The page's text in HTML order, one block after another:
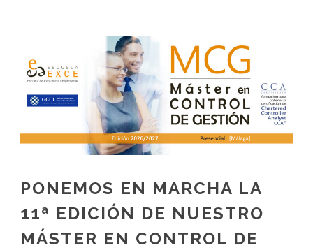
PONEMOS EN MARCHA LA
11ª EDICIÓN DE NUESTRO
MÁSTER EN CONTROL DE